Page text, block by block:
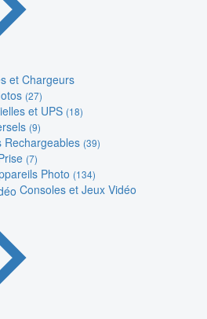
et Chargeurs
(27)
et UPS (18)
(9)
Rechargeables (39)
(7)
Photo (134)
Consoles et Jeux Vidéo